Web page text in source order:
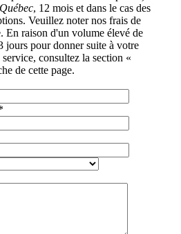
, 12 mois et dans le cas des
Veuillez noter nos frais de
En raison d'un volume élevé de
jours pour donner suite à votre
consultez la section «
de cette page.